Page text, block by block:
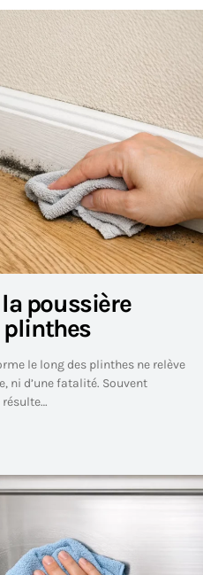
poussière
plinthes
le long des plinthes ne relève
ni d’une fatalité. Souvent
résulte…